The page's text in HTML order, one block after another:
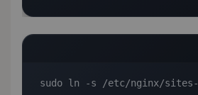
sudo ln -s /etc/nginx/sites-